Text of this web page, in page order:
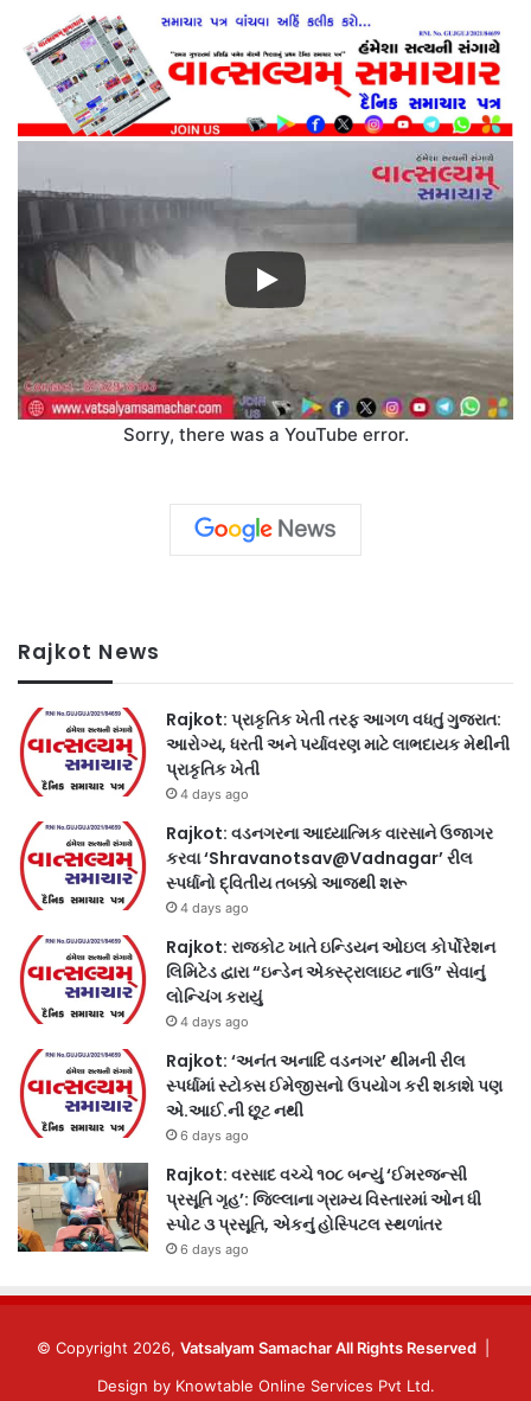
Sorry, there was a YouTube error.
Rajkot News
Rajkot: પ્રાકૃતિક ખેતી તરફ આગળ વધતું ગુજરાત:
આરોગ્ય, ધરતી અને પર્યાવરણ માટે લાભદાયક મેથીની
પ્રાકૃતિક ખેતી
4 days ago
Rajkot: વડનગરના આધ્યાત્મિક વારસાને ઉજાગર
કરવા ‘Shravanotsav@Vadnagar’ રીલ
સ્પર્ધાનો દ્વિતીય તબક્કો આજથી શરૂ
4 days ago
Rajkot: રાજકોટ ખાતે ઇન્ડિયન ઓઇલ કોર્પોરેશન
લિમિટેડ દ્વારા “ઇન્ડેન એક્સ્ટ્રાલાઇટ નાઉ” સેવાનું
લોન્ચિંગ કરાયું
4 days ago
Rajkot: ‘અનંત અનાદિ વડનગર’ થીમની રીલ
સ્પર્ધામાં સ્ટોક્સ ઈમેજીસનો ઉપયોગ કરી શકાશે પણ
એ.આઈ.ની છૂટ નથી
6 days ago
Rajkot: વરસાદ વચ્ચે ૧૦૮ બન્યું ‘ઈમરજન્સી
પ્રસૂતિ ગૃહ’: જિલ્લાના ગ્રામ્ય વિસ્તારમાં ઓન ધી
સ્પોટ ૩ પ્રસૂતિ, એકનું હોસ્પિટલ સ્થળાંતર
6 days ago
© Copyright 2026, Vatsalyam Samachar All Rights Reserved
Design by Knowtable Online Services Pvt Ltd.